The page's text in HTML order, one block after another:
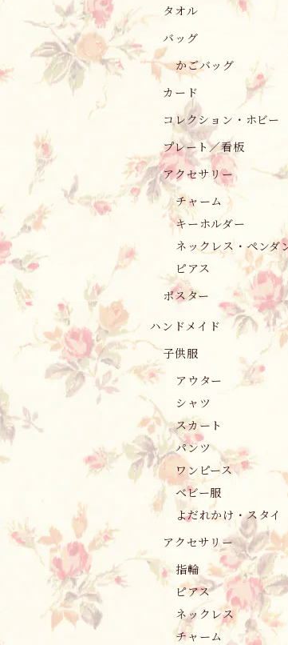
タオル
バッグ
かごバッグ
カード
コレクション・ホビー
プレート／看板
アクセサリー
チャーム
キーホルダー
ネックレス・ペンダ
ピアス
ポスター
ハンドメイド
子供服
アウター
シャツ
スカート
パンツ
ワンピース
ベビー服
よだれかけ・スタイ
アクセサリー
指輪
ピアス
ネックレス
チャーム